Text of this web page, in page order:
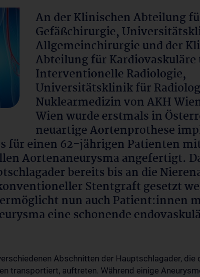
An der Klinischen Abteilung
Gefäßchirurgie,
Allgemeinchirurgie und der
Abteilung für Kardiovaskuläre
Interventionelle Radiologie,
Universitätsklinik für
Nuklearmedizin von AKH
Wien wurde erstmals in
neuartige Aortenprothese
für einen 62-jährigen Patienten
Aortenaneurysma angefertigt.
bereits bis an die
Stentgraft gesetzt
nun auch Patient:innen
eine schonende
Abschnitten der Hauptschlagader, die
transportiert, auftreten. Während einige